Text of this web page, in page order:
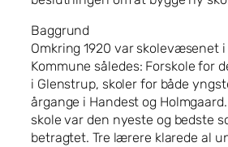
Baggrund
Omkring 1920 var skolevæsenet
Kommune således: Forskole for
i Glenstrup, skoler for både
årgange i Handest og
skole var den nyeste og bedste
betragtet. Tre lærere klarede al